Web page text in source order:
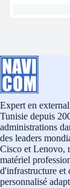
Expert en
Tunisie depuis
administrations
des leaders
Cisco et Lenovo,
matériel
d'infrastructure et
personnalisé